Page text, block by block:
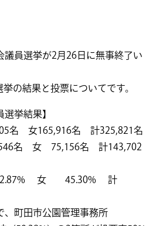
議員選挙が2月26日に無事終了い
の結果と投票についてです。
選挙結果】
女165,916名 計325,821名
名 女 75,156名 計143,702
女 45.30% 計
、町田市公園管理事務所